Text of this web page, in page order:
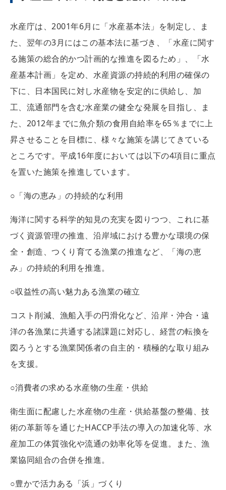
水産庁は、2001年6月に「水産基本法」を制定し、ま
た、翌年の3月にはこの基本法に基づき、「水産に関す
る施策の総合的かつ計画的な推進を図るため」、「水
産基本計画」を定め、水産資源の持続的利用の確保の
下に、日本国民に対し水産物を安定的に供給し、加
工、流通部門を含む水産業の健全な発展を目指し、ま
た、2012年までに魚介類の食用自給率を65％までに上
昇させることを目標に、様々な施策を講じてきている
ところです。平成16年度においては以下の4項目に重点
を置いた施策を推進しています。
○「海の恵み」の持続的な利用
海洋に関する科学的知見の充実を図りつつ、これに基
づく資源管理の推進、沿岸域における豊かな環境の保
全・創造、つくり育てる漁業の推進など、「海の恵
み」の持続的利用を推進。
○収益性の高い魅力ある漁業の確立
コスト削減、漁船入手の円滑化など、沿岸・沖合・遠
洋の各漁業に共通する諸課題に対応し、経営の転換を
図ろうとする漁業関係者の自主的・積極的な取り組み
を支援。
○消費者の求める水産物の生産・供給
衛生面に配慮した水産物の生産・供給基盤の整備、技
術の革新等を通じたHACCP手法の導入の加速化等、水
産加工の体質強化や流通の効率化等を促進。また、漁
業協同組合の合併を推進。
○豊かで活力ある「浜」づくり